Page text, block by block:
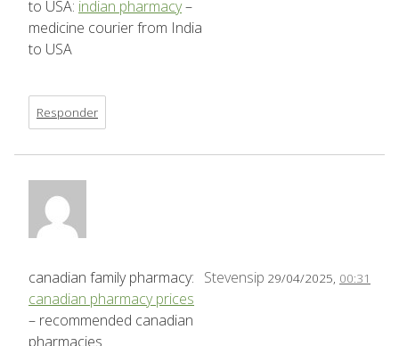
to USA: indian pharmacy–
medicine courier from India
to USA
Responder
Stevensip 29/04/2025, 00:31
canadian family pharmacy:
canadian pharmacy prices
– recommended canadian
pharmacies